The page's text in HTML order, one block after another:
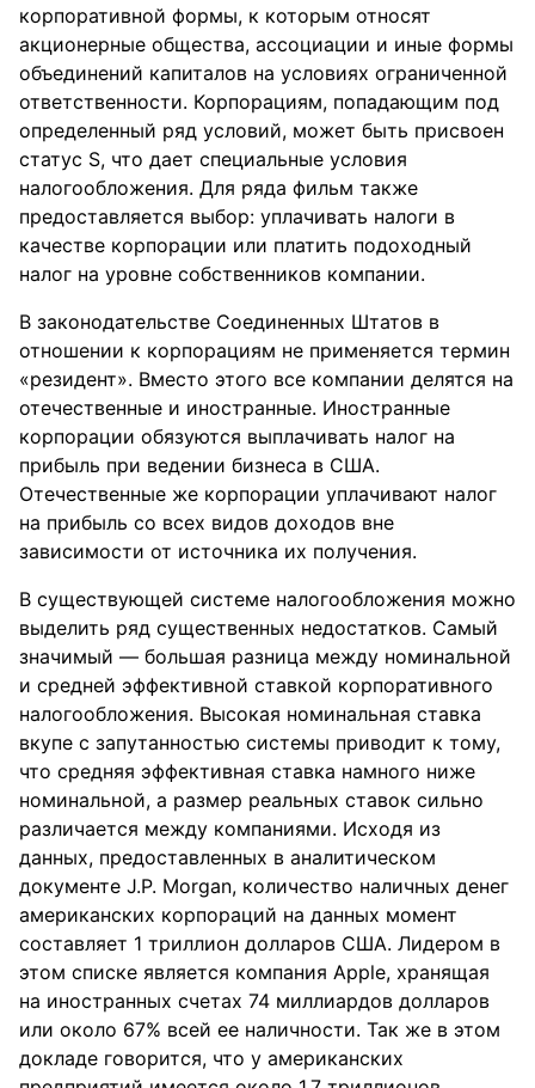
корпоративной формы, к которым относят
акционерные общества, ассоциации и иные формы
объединений капиталов на условиях ограниченной
ответственности. Корпорациям, попадающим под
определенный ряд условий, может быть присвоен
статус S, что дает специальные условия
налогообложения. Для ряда фильм также
предоставляется выбор: уплачивать налоги в
качестве корпорации или платить подоходный
налог на уровне собственников компании.
В законодательстве Соединенных Штатов в
отношении к корпорациям не применяется термин
«резидент». Вместо этого все компании делятся на
отечественные и иностранные. Иностранные
корпорации обязуются выплачивать налог на
прибыль при ведении бизнеса в США.
Отечественные же корпорации уплачивают налог
на прибыль со всех видов доходов вне
зависимости от источника их получения.
В существующей системе налогообложения можно
выделить ряд существенных недостатков. Самый
значимый — большая разница между номинальной
и средней эффективной ставкой корпоративного
налогообложения. Высокая номинальная ставка
вкупе с запутанностью системы приводит к тому,
что средняя эффективная ставка намного ниже
номинальной, а размер реальных ставок сильно
различается между компаниями. Исходя из
данных, предоставленных в аналитическом
документе J.P. Morgan, количество наличных денег
американских корпораций на данных момент
составляет 1 триллион долларов США. Лидером в
этом списке является компания Apple, хранящая
на иностранных счетах 74 миллиардов долларов
или около 67% всей ее наличности. Так же в этом
докладе говорится, что у американских